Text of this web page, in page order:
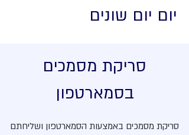
יום יום שונים
סריקת מסמכים
בסמארטפון
סריקת מסמכים באמצעות הסמארטפון ושליחתם